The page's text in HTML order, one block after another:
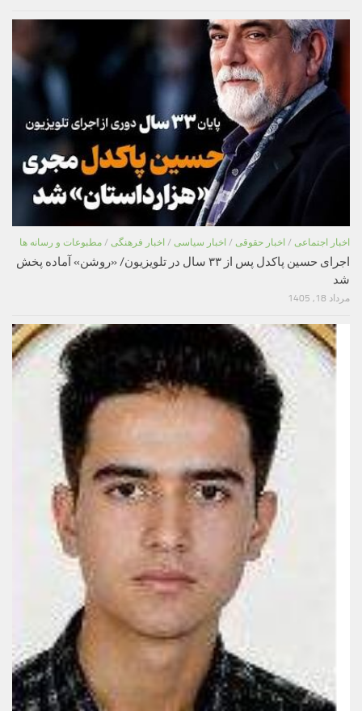
اخبار اجتماعی / اخبار حقوقی / اخبار سیاسی / اخبار فرهنگی / مطبوعات و رسانه ها
اجرای حسین پاکدل پس از ۳۳ سال در تلویزیون/ «روشن» آماده پخش
شد
مرداد 18, 1405